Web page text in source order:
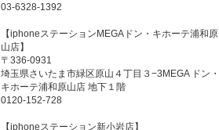
03-6328-1392
【iphoneステーションMEGAドン・キホーテ浦和原
山店】
〒336-0931
埼玉県さいたま市緑区原山４丁目３−3MEGA ドン・
キホーテ浦和原山店 地下１階
0120-152-728
【iphoneステーション新小岩店】